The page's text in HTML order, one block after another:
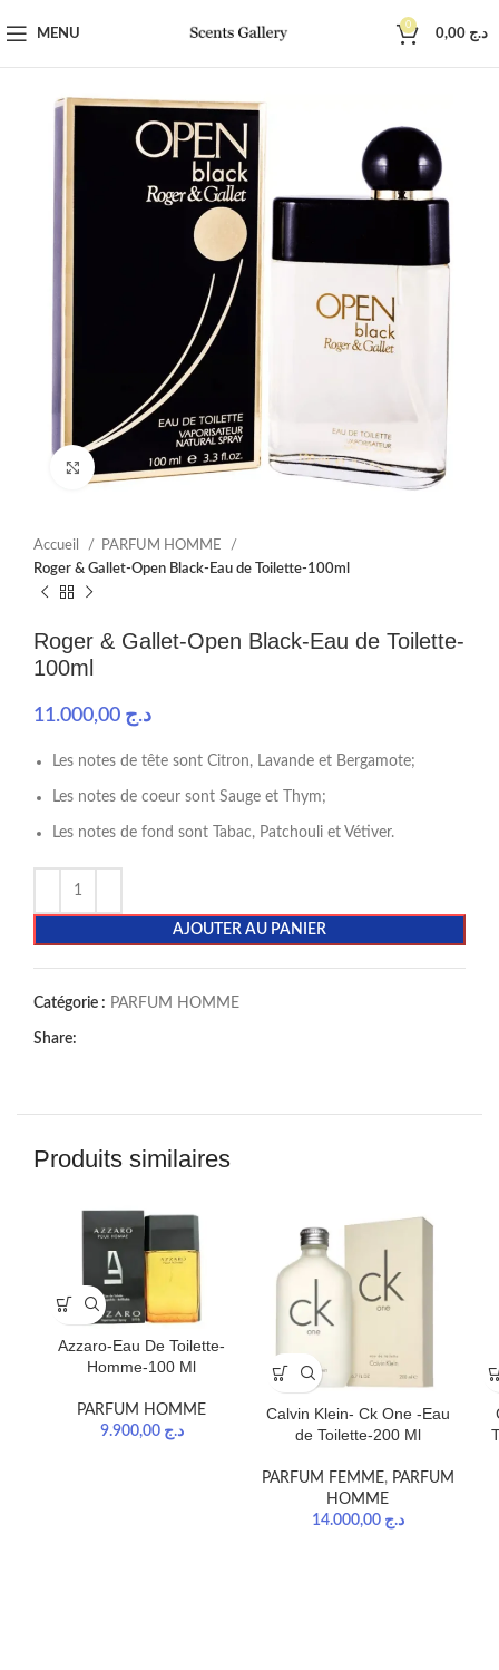
MENU
0
د.ج
Click to enlarge
Accueil
PARFUM HOMME
Roger & Gallet-Open Black-Eau de Toilette-100ml
Roger & Gallet-Open Black-Eau de Toilette-
100ml
د.ج
Les notes de tête sont Citron, Lavande et Bergamote;
Les notes de coeur sont Sauge et Thym;
Les notes de fond sont Tabac, Patchouli et Vétiver.
AJOUTER AU PANIER
Catégorie : PARFUM HOMME
Share:
Produits similaires
Azzaro-Eau De Toilette-
Homme-100 Ml
PARFUM HOMME
د.ج 9.900,00
Calvin Klein- Ck One -Eau
de Toilette-200 Ml
PARFUM FEMME, PARFUM
HOMME
د.ج 14.000,00